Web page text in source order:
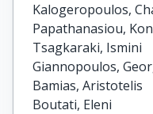
Kalogeropoulos,
Papathanasiou,
Tsagkaraki, Ismini
Giannopoulos,
Bamias, Aristotelis
Boutati, Eleni